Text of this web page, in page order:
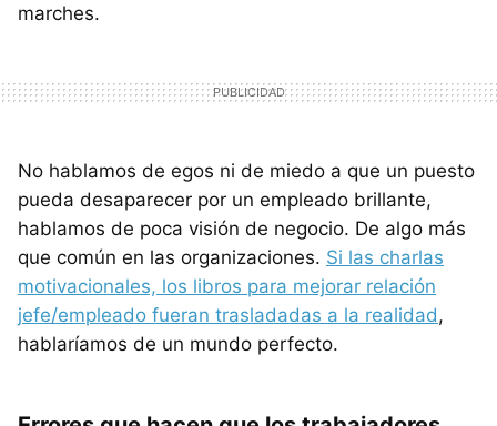
marches.
No hablamos de egos ni de miedo a que un puesto
pueda desaparecer por un empleado brillante,
hablamos de poca visión de negocio. De algo más
que común en las organizaciones. Si las charlas
motivacionales, los libros para mejorar relación
jefe/empleado fueran trasladadas a la realidad,
hablaríamos de un mundo perfecto.